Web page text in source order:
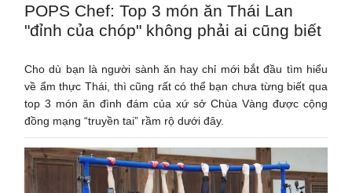
POPS Chef: Top 3 món ăn Thái Lan
"đỉnh của chóp" không phải ai cũng biết
Cho dù bạn là người sành ăn hay chỉ mới bắt đầu tìm hiểu
về ẩm thực Thái, thì cũng rất có thể bạn chưa từng biết qua
top 3 món ăn đình đám của xứ sở Chùa Vàng được cộng
đồng mạng “truyền tai” rầm rộ dưới đây.